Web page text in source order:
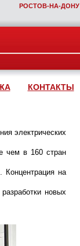
РОСТОВ‑НА‑ДОНУ
КОНТАКТЫ
электрических
чем в 160 стран
Концентрация на
новых